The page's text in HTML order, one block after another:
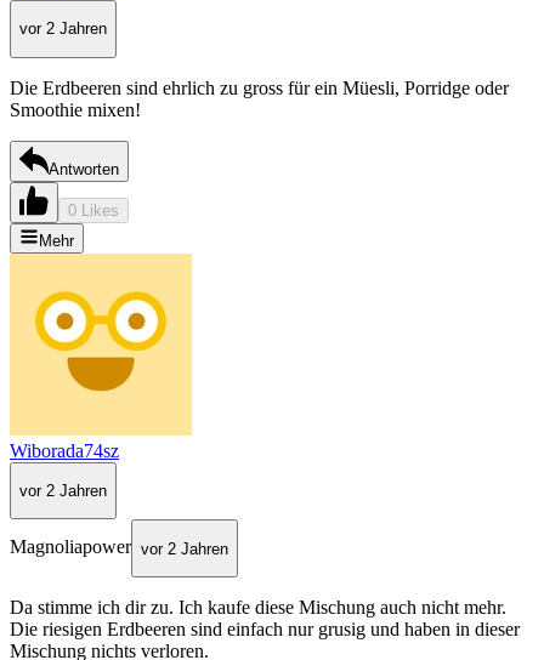
vor 2 Jahren
Die Erdbeeren sind ehrlich zu gross für ein Müesli, Porridge oder
Smoothie mixen!
Antworten
0 Likes
Mehr
Wiborada74sz
vor 2 Jahren
Magnoliapower vor 2 Jahren
Da stimme ich dir zu. Ich kaufe diese Mischung auch nicht mehr.
Die riesigen Erdbeeren sind einfach nur grusig und haben in dieser
Mischung nichts verloren.